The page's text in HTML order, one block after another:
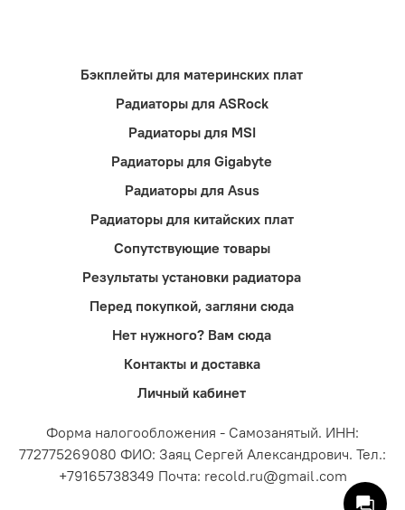
Бэкплейты для материнских плат
Радиаторы для ASRock
Радиаторы для MSI
Радиаторы для Gigabyte
Радиаторы для Asus
Радиаторы для китайских плат
Сопутствующие товары
Результаты установки радиатора
Перед покупкой, загляни сюда
Нет нужного? Вам сюда
Контакты и доставка
Личный кабинет
Форма налогообложения - Самозанятый. ИНН:
772775269080 ФИО: Заяц Сергей Александрович. Тел.:
+79165738349 Почта: recold.ru@gmail.com